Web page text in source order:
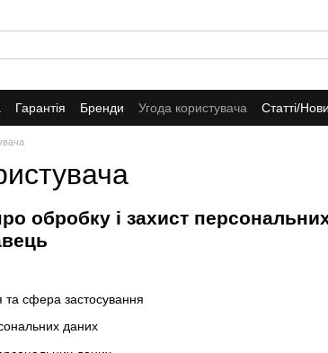
Гарантія Бренди Угода користувача Статті/
обробку і захист
та сфера застосування
даних